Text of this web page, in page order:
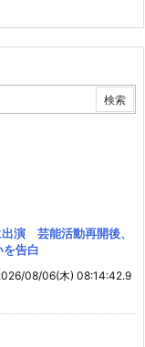
演 芸能活動再開後、
を告白
08/06(木) 08:14:42.9